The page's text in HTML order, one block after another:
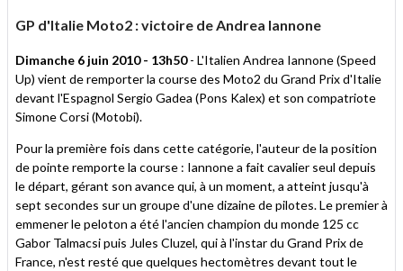
GP d'Italie Moto2 : victoire de Andrea Iannone
Dimanche 6 juin 2010 - 13h50- L'Italien Andrea Iannone (Speed
Up) vient de remporter la course des Moto2 du Grand Prix d'Italie
devant l'Espagnol Sergio Gadea (Pons Kalex) et son compatriote
Simone Corsi (Motobi).
Pour la première fois dans cette catégorie, l'auteur de la position
de pointe remporte la course : Iannone a fait cavalier seul depuis
le départ, gérant son avance qui, à un moment, a atteint jusqu'à
sept secondes sur un groupe d'une dizaine de pilotes. Le premier à
emmener le peloton a été l'ancien champion du monde 125 cc
Gabor Talmacsi puis Jules Cluzel, qui à l'instar du Grand Prix de
France, n'est resté que quelques hectomètres devant tout le